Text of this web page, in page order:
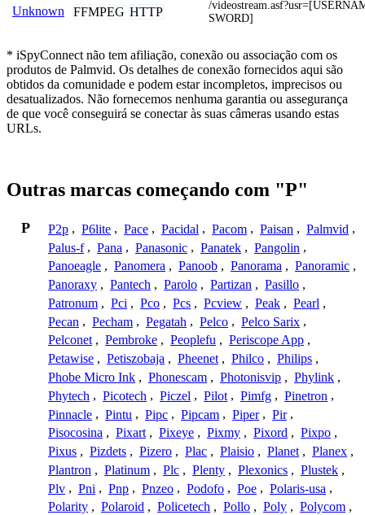
Unknown FFMPEG HTTP
/
SWORD]
* iSpyConnect não tem afiliação, conexão ou associação com os
produtos de Palmvid. Os detalhes de conexão fornecidos aqui são
obtidos da comunidade e podem estar incompletos, imprecisos ou
desatualizados. Não fornecemos nenhuma garantia ou assegurança
de que você conseguirá se conectar às suas câmeras usando estas
URLs.
Outras marcas começando com "P"
P P2p , P6lite , Pace , Pacidal , Pacom , Paisan , Palmvid ,
Palus-f , Pana , Panasonic , Panatek , Pangolin ,
Panoeagle , Panomera , Panoob , Panorama , Panoramic ,
Panoraxy , Pantech , Parolo , Partizan , Pasillo ,
Patronum , Pci , Pco , Pcs , Pcview , Peak , Pearl ,
Pecan , Pecham , Pegatah , Pelco , Pelco Sarix ,
Pelconet , Pembroke , Peoplefu , Periscope App ,
Petawise , Petiszobaja , Pheenet , Philco , Philips ,
Phobe Micro Ink , Phonescam , Photonisvip , Phylink ,
Phytech , Picotech , Piczel , Pilot , Pimfg , Pinetron ,
Pinnacle , Pintu , Pipc , Pipcam , Piper , Pir ,
Pisocosina , Pixart , Pixeye , Pixmy , Pixord , Pixpo ,
Pixus , Pizdets , Pizero , Plac , Plaisio , Planet , Planex ,
Plantron , Platinum , Plc , Plenty , Plexonics , Plustek ,
Plv , Pni , Pnp , Pnzeo , Podofo , Poe , Polaris-usa ,
Polarity , Polaroid , Policetech , Pollo , Poly , Polycom ,